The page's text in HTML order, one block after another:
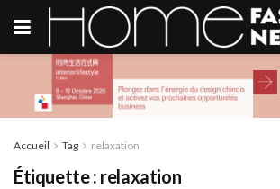
Accueil Tag relaxation
Étiquette : relaxation